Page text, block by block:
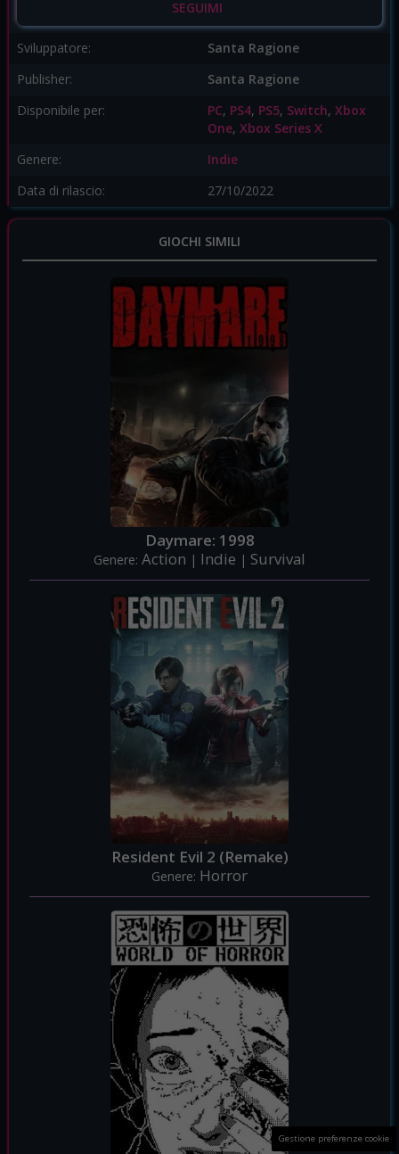
SEGUIMI
Sviluppatore:
Santa Ragione
Publisher:
Santa Ragione
Disponibile per:
PC, PS4, PS5, Switch, Xbox
One, Xbox Series X
Genere:
Indie
Data di rilascio:
27/10/2022
GIOCHI SIMILI
Daymare: 1998
Genere: Action | Indie | Survival
Resident Evil 2 (Remake)
Genere: Horror
Gestione preferenze cookie